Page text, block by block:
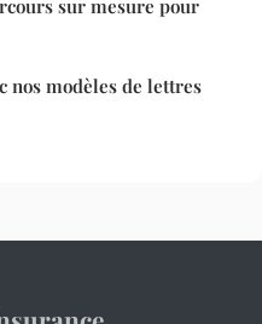
sur mesure pour
nos modèles de lettres